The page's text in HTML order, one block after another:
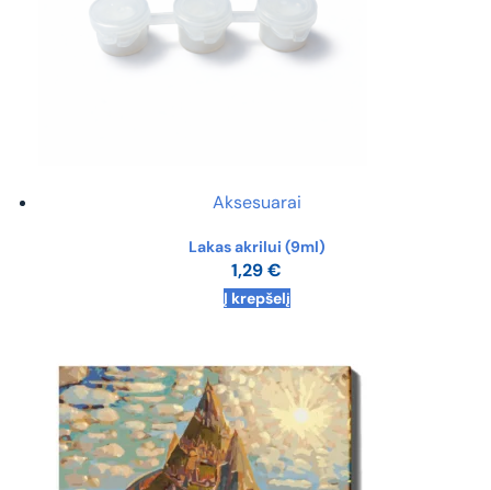
Aksesuarai
Lakas akrilui (9ml)
1,29€
Į krepšelį